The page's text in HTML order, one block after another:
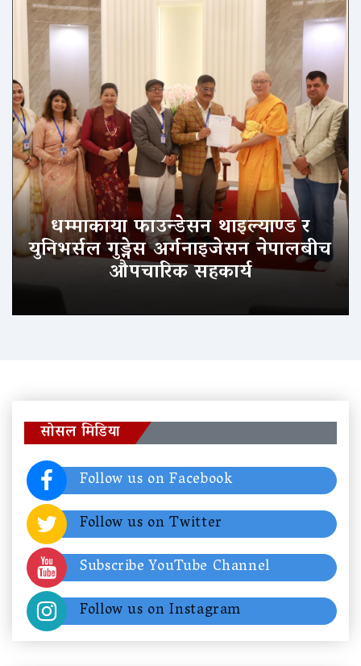
धम्माकाया फाउन्डेसन थाइल्याण्ड र
युनिभर्सल गुड्नेस अर्गनाइजेसन नेपालबीच
औपचारिक सहकार्य
सोसल मिडिया
Follow us on Facebook
Follow us on Twitter
Subscribe YouTube Channel
Follow us on Instagram